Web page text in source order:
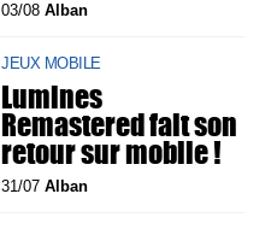
03/08Alban
JEUX MOBILE
Lumines
Remastered fait son
retour sur mobile !
31/07Alban